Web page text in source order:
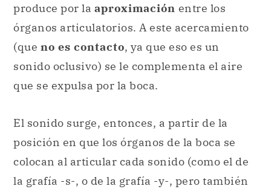
produce por la aproximación entre los
órganos articulatorios. A este acercamiento
(que no es contacto, ya que eso es un
sonido oclusivo) se le complementa el aire
que se expulsa por la boca.
El sonido surge, entonces, a partir de la
posición en que los órganos de la boca se
colocan al articular cada sonido (como el de
la grafía -s-, o de la grafía -y-, pero también